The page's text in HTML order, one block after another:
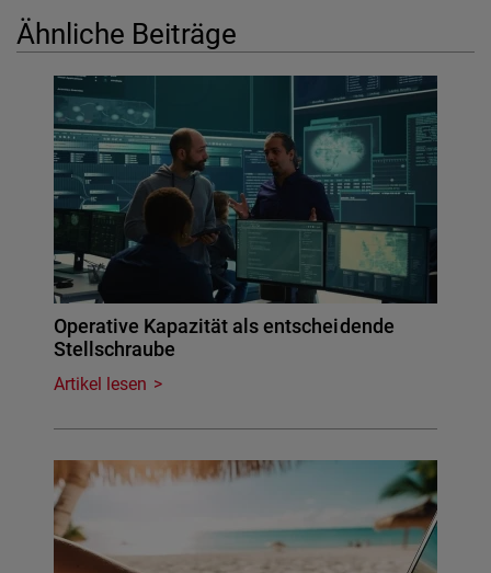
Ähnliche Beiträge
Operative Kapazität als entscheidende
Stellschraube
Artikel lesen